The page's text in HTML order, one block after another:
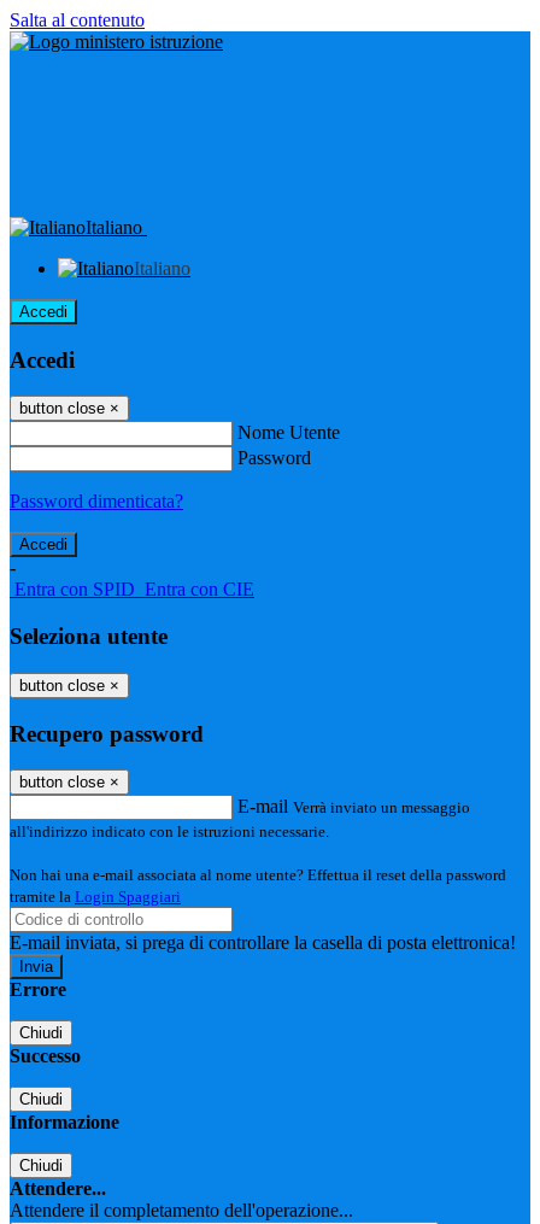
Salta al contenuto
Italiano
Italiano
Accedi
Accedi
button close ×
Nome Utente
Password
Password dimenticata?
-
Entra con SPID Entra con CIE
Seleziona utente
button close ×
Recupero password
button close ×
E-mail Verrà inviato un messaggio
all'indirizzo indicato con le istruzioni necessarie.
Non hai una e-mail associata al nome utente? Effettua il reset della password
tramite la Login Spaggiari
E-mail inviata, si prega di controllare la casella di posta elettronica!
Errore
Chiudi
Successo
Chiudi
Informazione
Chiudi
Attendere...
Attendere il completamento dell'operazione...